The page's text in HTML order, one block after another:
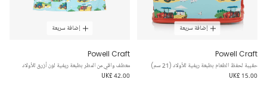
إضافة سريعة
Powell Craft
حقيبة لحفظ الطعام بطبعة ريفية للأولاد (21 سم)
UK£ 15.00
إضافة سريعة
Powell Craft
معطف واقي من المطر بطبعة ريفية لون أزرق للأولاد
UK£ 42.00